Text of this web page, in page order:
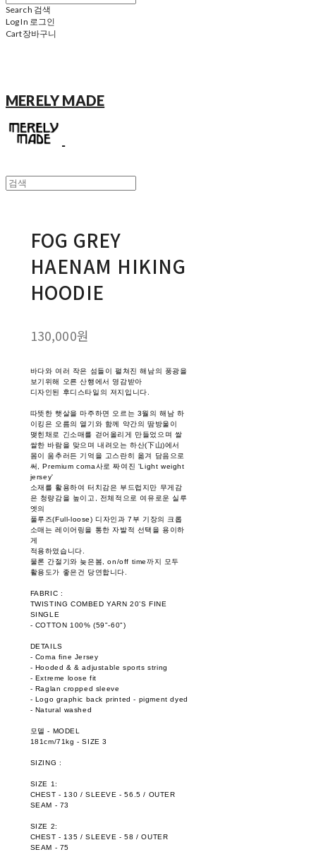
Search 검색
Log In 로그인
Cart장바구니
MERELY MADE
FOG GREY
HAENAM HIKING
HOODIE
130,000원
바다와 여러 작은 섬들이 펼쳐진 해남의 풍광을
보기위해 오른 산행에서 영감받아
디자인된 후디스타일의 져지입니다.
따뜻한 햇살을 마주하면 오르는 3월의 해남 하
이킹은 오름의 열기와 함께 약간의 땀방울이
맺힌채로 긴소매를 걷어올리게 만들었으며 쌀
쌀한 바람을 맞으며 내려오는 하산(下山)에서
몸이 움추러든 기억을 고스란히 옮겨 담음으로
써, Premium coma사로 짜여진 'Light weight
jersey'
소재를 활용하여 터치감은 부드럽지만 무게감
은 청량감을 높이고, 전체적으로 여유로운 실루
엣의
풀루즈(Full-loose) 디자인과 7부 기장의 크롭
소매는 레이어링을 통한 자발적 선택을 용이하
게
적용하였습니다.
물론 간절기와 늦은봄, on/off time까지 모두
활용도가 좋은건 당연합니다.
FABRIC :
TWISTING COMBED YARN 20’S FINE
SINGLE
- COTTON 100% (59"-60")
DETAILS
- Coma fine Jersey
- Hooded & & adjustable sports string
- Extreme loose fit
- Raglan cropped sleeve
- Logo graphic back printed - pigment dyed
- Natural washed
모델 - MODEL
181cm/71kg - SIZE 3
SIZING :
SIZE 1:
CHEST - 130 / SLEEVE - 56.5 / OUTER
SEAM - 73
SIZE 2:
CHEST - 135 / SLEEVE - 58 / OUTER
SEAM - 75